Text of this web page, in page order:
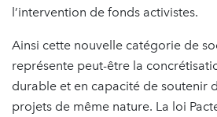
l’intervention de fonds activistes.
Ainsi cette nouvelle catégorie de
représente peut-être la
durable et en capacité de soutenir
projets de même nature. La loi